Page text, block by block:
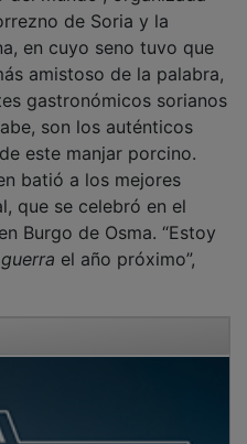
de Soria y la
en cuyo seno tuvo que
amistoso de la palabra,
gastronómicos sorianos
son los auténticos
este manjar porcino.
batió a los mejores
que se celebró en el
Burgo de Osma. “Estoy
guerrael año próximo”,